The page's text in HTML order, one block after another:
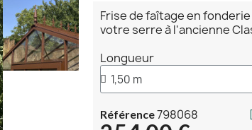
Frise de faîtage en
votre serre à l'ancienne
Longueur
Référence798068